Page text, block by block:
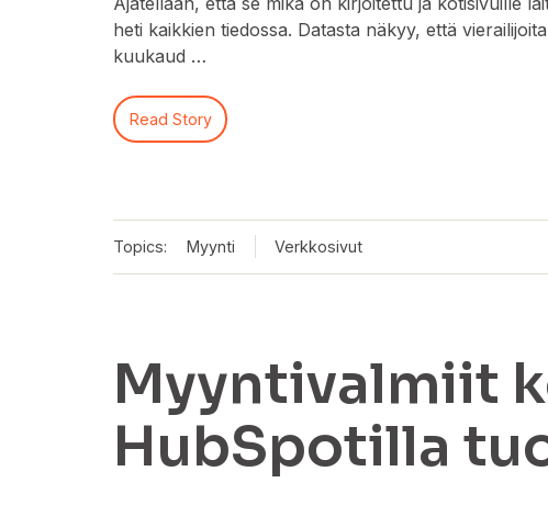
heti kaikkien tiedossa. Datasta näkyy, että
kuukaud …
Read Story
Topics: Myynti Verkkosivut
Myyntivalmiit
HubSpotilla